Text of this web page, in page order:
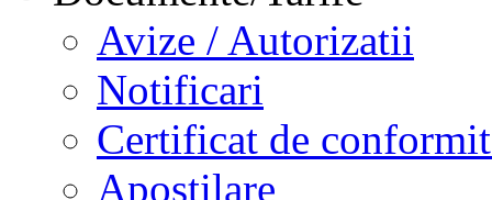
Avize / Autorizatii
Notificari
Certificat de
Apostilare